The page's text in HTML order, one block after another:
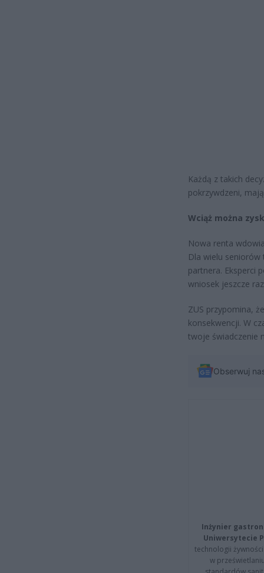
Każdą z takich
pokrzywdzeni,
Wciąż można
Nowa renta
Dla wielu
partnera. Eksperci
wniosek jeszcze
ZUS przypomina,
konsekwencji. W
twoje świadczenie
Obserwuj
Inżynier
Uniwersytecie
technologii
w